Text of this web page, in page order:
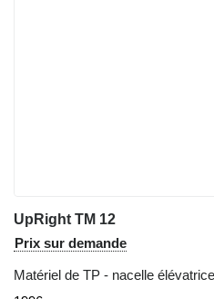
UpRight TM 12
Prix sur demande
Matériel de TP - nacelle